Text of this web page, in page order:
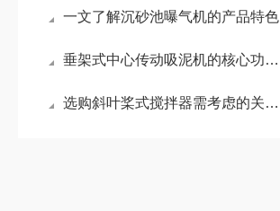
一文了解沉砂池曝气机的产品特色
垂架式中心传动吸泥机的核心功能有哪些
选购斜叶桨式搅拌器需考虑的关键因素